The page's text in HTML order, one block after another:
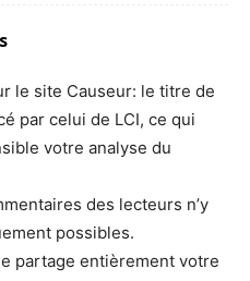
le site Causeur: le titre de
par celui de LCI, ce qui
votre analyse du
des lecteurs n’y
possibles.
partage entièrement votre